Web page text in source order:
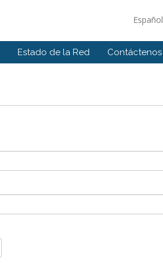
Español
Estado de la Red Contáctenos